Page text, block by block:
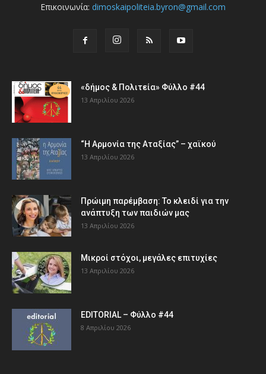
Επικοινωνία: dimoskaipoliteia.byron@gmail.com
«δήμος & Πολιτεία» Φύλλο #44
13 Απριλίου 2026
“Η Αρμονία της Αταξίας” – χαϊκού
13 Απριλίου 2026
Πρώιμη παρέμβαση: Το κλειδί για την
ανάπτυξη των παιδιών µας
13 Απριλίου 2026
Μικροί στόχοι, μεγάλες επιτυχίες
13 Απριλίου 2026
EDITORIAL – Φύλλο #44
8 Απριλίου 2026